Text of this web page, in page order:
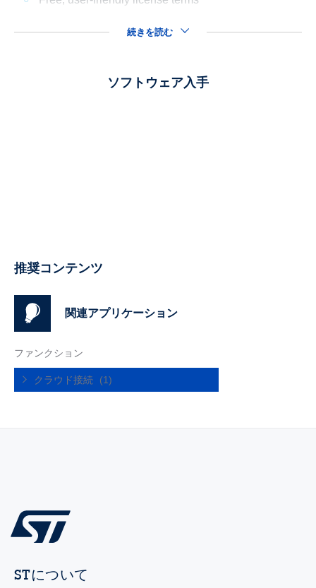
続きを読む
ソフトウェア入手
推奨コンテンツ
関連アプリケーション
ファンクション
クラウド接続 (1)
STについて